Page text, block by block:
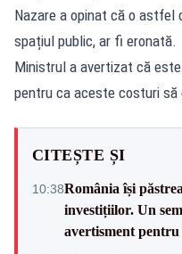
Nazare a opinat că o astfel
spațiul public, ar fi eronată.
Ministrul a avertizat că
pentru ca aceste costuri să
CITEȘTE ȘI
10:38România își
investițiilor. Un
avertisment